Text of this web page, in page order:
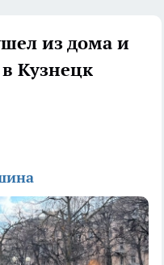
из дома и
в Кузнецк